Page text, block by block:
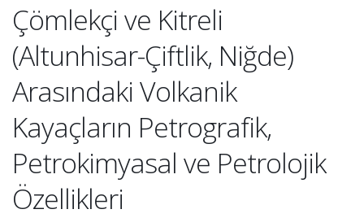
Çömlekçi ve Kitreli
(Altunhisar-Çiftlik, Niğde)
Arasındaki Volkanik
Kayaçların Petrografik,
Petrokimyasal ve Petrolojik
Özellikleri